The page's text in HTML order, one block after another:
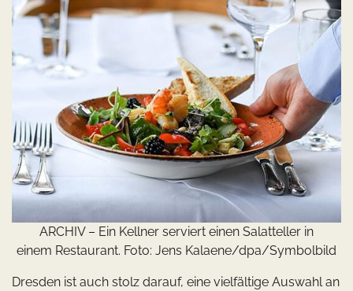
ARCHIV – Ein Kellner serviert einen Salatteller in
einem Restaurant. Foto: Jens Kalaene/dpa/Symbolbild
Dresden ist auch stolz darauf, eine vielfältige Auswahl an